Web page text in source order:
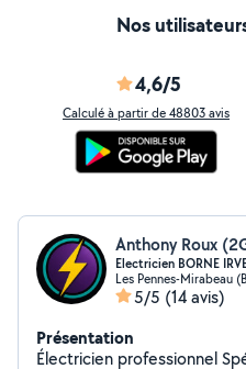
Nos
4,6/5
Calculé à partir de 48803 avis
Anthony Roux
Electricien BORNE
Les Pennes-Mirabeau
5/5 (14 avis)
Présentation
Électricien professionnel Spécialiste bornes IRVE certifié